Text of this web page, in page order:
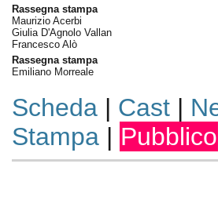
Rassegna stampa
Maurizio Acerbi
Giulia D'Agnolo Vallan
Francesco Alò
Rassegna stampa
Emiliano Morreale
Scheda| Cast|
Stampa| Pubblico